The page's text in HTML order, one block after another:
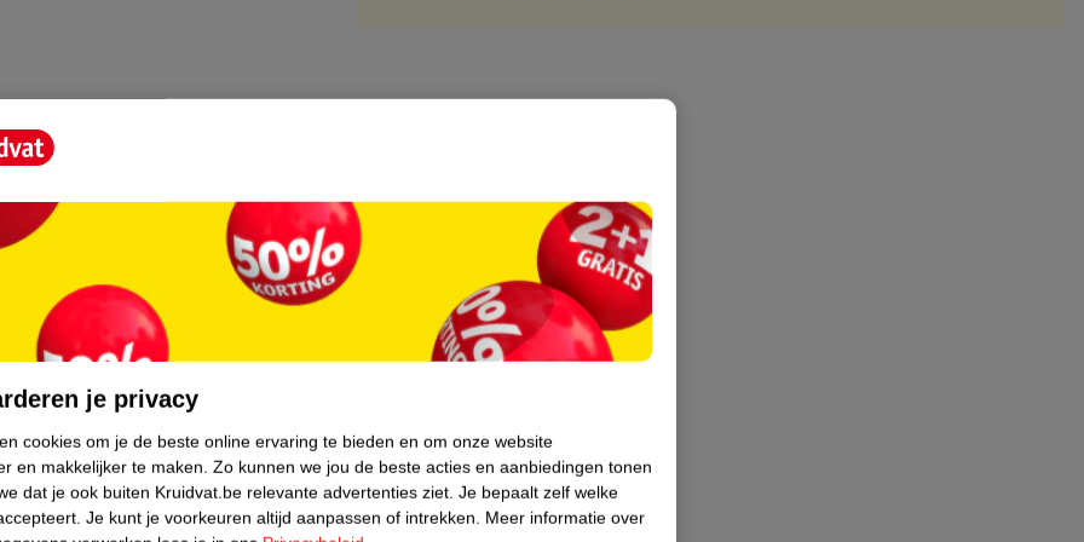
crèmes aan op de handschoen.
aan over je gezicht en lichaam. Was na
en 5% thermoplastic polyurethaan.
je privacy
cookies om je de beste online ervaring te bieden en om onze website
en makkelijker te maken. Zo kunnen we jou de beste acties en aanbiedingen tonen
dat je ook buiten Kruidvat.be relevante advertenties ziet. Je bepaalt zelf welke
Je kunt je voorkeuren altijd aanpassen of intrekken. Meer informatie over